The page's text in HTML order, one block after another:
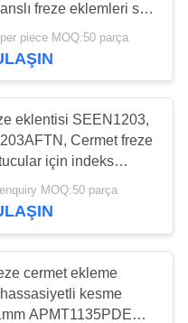
freze eklemleri seti
FM
piece MOQ:50 parça
eklentisi SEEN1203,
Cermet freze
için indeks
freze eklentisi
MOQ:50 parça
cermet ekleme
kesme
APMT1135PDER-